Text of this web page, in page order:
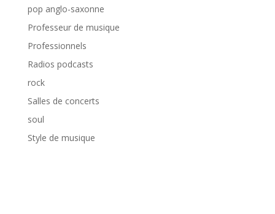
pop anglo-saxonne
Professeur de musique
Professionnels
Radios podcasts
rock
Salles de concerts
soul
Style de musique